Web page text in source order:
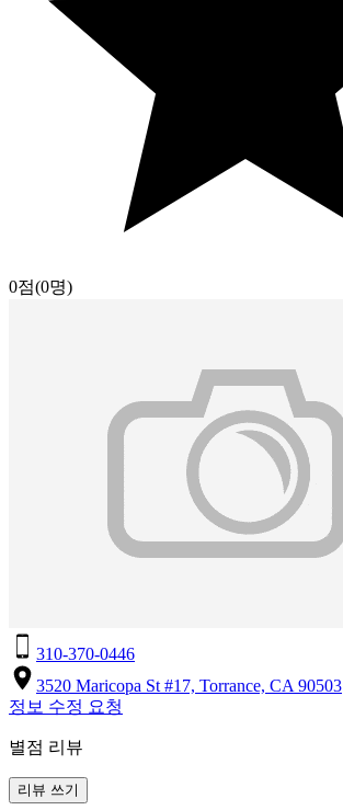
0점(0명)
310-370-0446
3520 Maricopa St #17, Torrance, CA 90503
정보 수정 요청
별점 리뷰
리뷰 쓰기